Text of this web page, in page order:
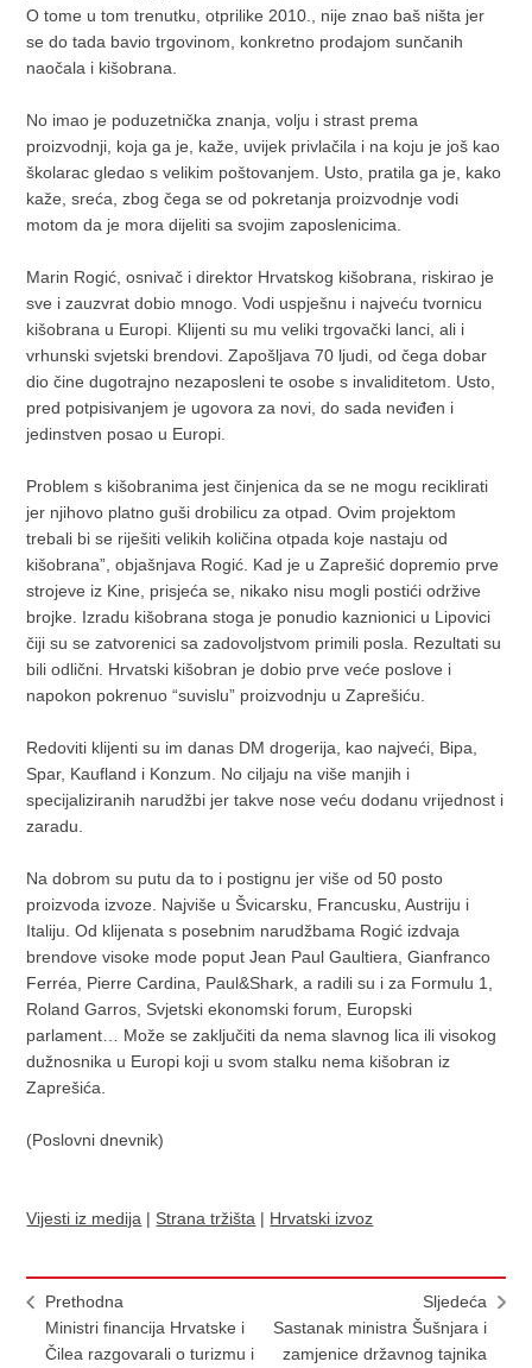
O tome u tom trenutku, otprilike 2010., nije znao baš ništa jer
se do tada bavio trgovinom, konkretno prodajom sunčanih
naočala i kišobrana.
No imao je poduzetnička znanja, volju i strast prema
proizvodnji, koja ga je, kaže, uvijek privlačila i na koju je još kao
školarac gledao s velikim poštovanjem. Usto, pratila ga je, kako
kaže, sreća, zbog čega se od pokretanja proizvodnje vodi
motom da je mora dijeliti sa svojim zaposlenicima.
Marin Rogić, osnivač i direktor Hrvatskog kišobrana, riskirao je
sve i zauzvrat dobio mnogo. Vodi uspješnu i najveću tvornicu
kišobrana u Europi. Klijenti su mu veliki trgovački lanci, ali i
vrhunski svjetski brendovi. Zapošljava 70 ljudi, od čega dobar
dio čine dugotrajno nezaposleni te osobe s invaliditetom. Usto,
pred potpisivanjem je ugovora za novi, do sada neviđen i
jedinstven posao u Europi.
Problem s kišobranima jest činjenica da se ne mogu reciklirati
jer njihovo platno guši drobilicu za otpad. Ovim projektom
trebali bi se riješiti velikih količina otpada koje nastaju od
kišobrana”, objašnjava Rogić. Kad je u Zaprešić dopremio prve
strojeve iz Kine, prisjeća se, nikako nisu mogli postići održive
brojke. Izradu kišobrana stoga je ponudio kaznionici u Lipovici
čiji su se zatvorenici sa zadovoljstvom primili posla. Rezultati su
bili odlični. Hrvatski kišobran je dobio prve veće poslove i
napokon pokrenuo “suvislu” proizvodnju u Zaprešiću.
Redoviti klijenti su im danas DM drogerija, kao najveći, Bipa,
Spar, Kaufland i Konzum. No ciljaju na više manjih i
specijaliziranih narudžbi jer takve nose veću dodanu vrijednost i
zaradu.
Na dobrom su putu da to i postignu jer više od 50 posto
proizvoda izvoze. Najviše u Švicarsku, Francusku, Austriju i
Italiju. Od klijenata s posebnim narudžbama Rogić izdvaja
brendove visoke mode poput Jean Paul Gaultiera, Gianfranco
Ferréa, Pierre Cardina, Paul&Shark, a radili su i za Formulu 1,
Roland Garros, Svjetski ekonomski forum, Europski
parlament… Može se zaključiti da nema slavnog lica ili visokog
dužnosnika u Europi koji u svom stalku nema kišobran iz
Zaprešića.
(Poslovni dnevnik)
Vijesti iz medija | Strana tržišta | Hrvatski izvoz
Prethodna
Ministri financija Hrvatske i
Čilea razgovarali o turizmu i
Sljedeća
Sastanak ministra Šušnjara i
zamjenice državnog tajnika